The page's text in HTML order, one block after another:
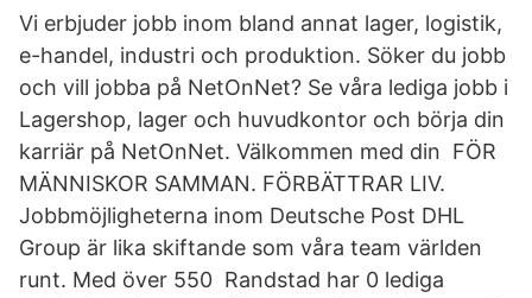
Vi erbjuder jobb inom bland annat lager, logistik,
e-handel, industri och produktion. Söker du jobb
och vill jobba på NetOnNet? Se våra lediga jobb i
Lagershop, lager och huvudkontor och börja din
karriär på NetOnNet. Välkommen med din FÖR
MÄNNISKOR SAMMAN. FÖRBÄTTRAR LIV.
Jobbmöjligheterna inom Deutsche Post DHL
Group är lika skiftande som våra team världen
runt. Med över 550 Randstad har 0 lediga